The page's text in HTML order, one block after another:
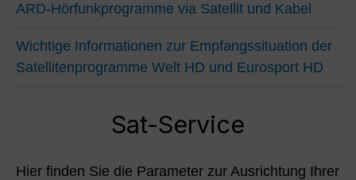
ARD-Hörfunkprogramme via Satellit und Kabel
Wichtige Informationen zur Empfangssituation der
Satellitenprogramme Welt HD und Eurosport HD
Sat-Service
Hier finden Sie die Parameter zur Ausrichtung Ihrer